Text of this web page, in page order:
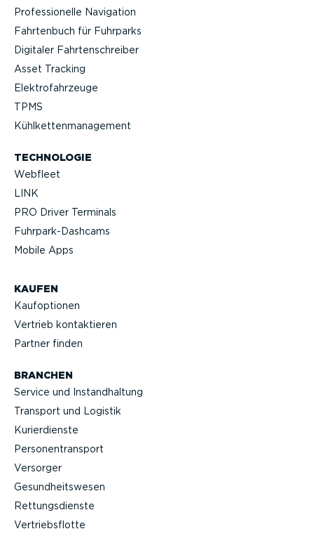
Profes­sio­nelle Navigation
Fahrtenbuch für Fuhrparks
Digitaler Fahrten­schreiber
Asset Tracking
Elektro­fahr­zeuge
TPMS
Kühlket­ten­ma­nagement
TECHNOLOGIE
Webfleet
LINK
PRO Driver Terminals
Fuhrpar­k-Da­shcams
Mobile Apps
KAUFEN
Kaufop­tionen
Vertrieb kontak­tieren
Partner finden
BRANCHEN
Service und Instand­haltung
Transport und Logistik
Kurier­dienste
Perso­nen­transport
Versorger
Gesund­heits­wesen
Rettungs­dienste
Vertriebs­flotte